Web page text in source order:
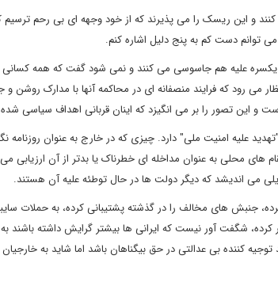
و این ریسک را می پذیرند که از خود وجهه ای بی رحم
توانم دست کم به پنج دلیل اشاره کنم.
یکسره علیه هم جاسوسی می کنند و نمی شود گفت که همه
رود که فرایند منصفانه ای در محاکمه آنها با مدارک روشن و
و این تصور را بر می انگیزد که اینان قربانی اهداف سیاسی شده
علیه امنیت ملی" دارد. چیزی که در خارج به عنوان روزنامه
محلی به عنوان مداخله ای خطرناک یا بدتر از آن ارزیابی
می اندیشد که دیگر دولت ها در حال توطئه علیه آن هستند.
جنبش های مخالف را در گذشته پشتیبانی کرده، به حملات
شگفت آور نیست که ایرانی ها بیشتر گرایش داشته باشند
کننده بی عدالتی در حق بیگناهان باشد اما شاید به